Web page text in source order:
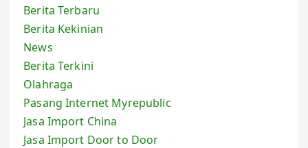
Berita Terbaru
Berita Kekinian
News
Berita Terkini
Olahraga
Pasang Internet Myrepublic
Jasa Import China
Jasa Import Door to Door